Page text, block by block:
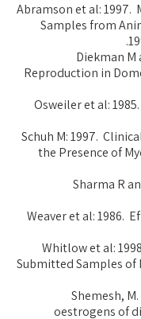
1. Abramson et al:
Samples from
2) Diekman
Reproduction in
3) Osweiler et al:
4) Schuh M: 1997.
the Presence of
5) Sharma R
6) Weaver et al:
7) Whitlow et al:
Submitted Samples of
8) Shemesh,
oestrogens of